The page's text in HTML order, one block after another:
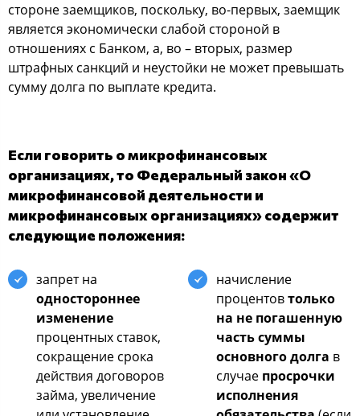
стороне заемщиков, поскольку, во-первых, заемщик
является экономически слабой стороной в
отношениях с Банком, а, во – вторых, размер
штрафных санкций и неустойки не может превышать
сумму долга по выплате кредита.
Если говорить о микрофинансовых
организациях, то Федеральный закон «О
микрофинансовой деятельности и
микрофинансовых организациях» содержит
следующие положения:
запрет на
одностороннее
изменение
процентных ставок,
сокращение срока
действия договоров
займа, увеличение
начисление
процентовтолько
на не погашенную
часть суммы
основного долга в
случае просрочки
исполнения